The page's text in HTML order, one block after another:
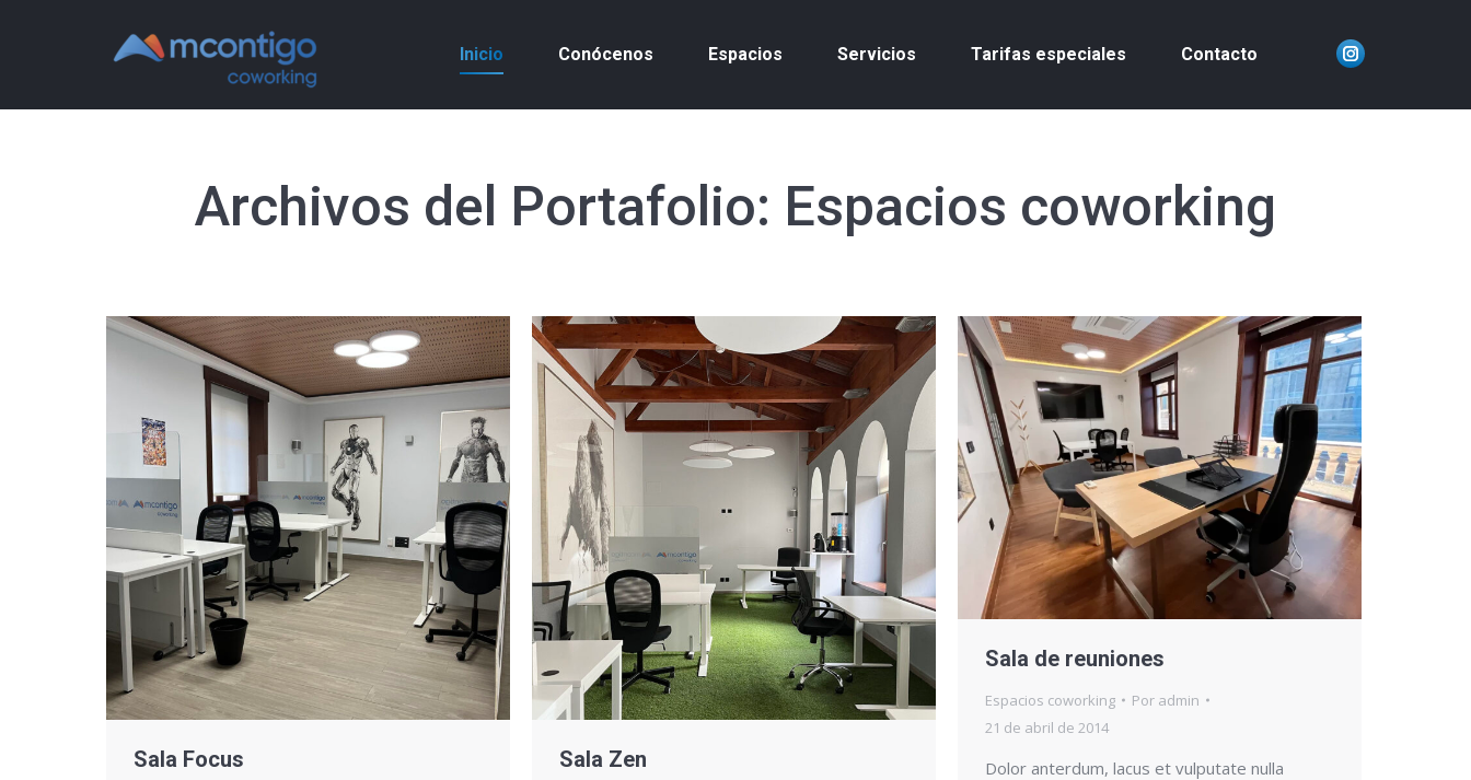
Inicio Conócenos Espacios Servicios Tarifas especiales Contacto
Instagram
Archivos del Portafolio: Espacios coworking
Sala Focus Sala Zen
Sala de reuniones
Espacios coworking Por admin
21 de abril de 2014
Dolor anterdum, lacus et vulputate nulla